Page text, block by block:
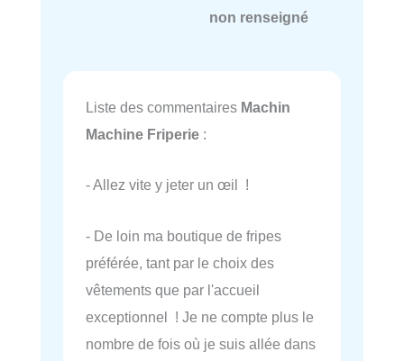
non renseigné
Liste des commentaires Machin
Machine Friperie :
- Allez vite y jeter un œil !
- De loin ma boutique de fripes
préférée, tant par le choix des
vêtements que par l'accueil
exceptionnel ! Je ne compte plus le
nombre de fois où je suis allée dans